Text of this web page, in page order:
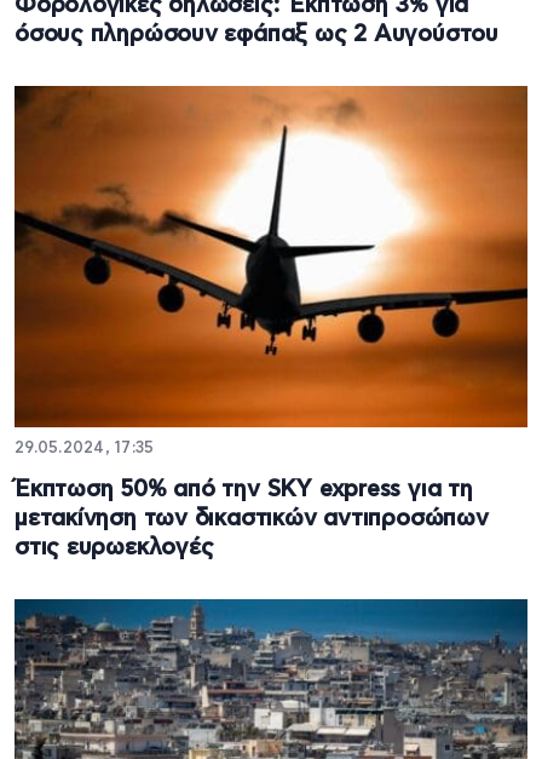
Φορολογικές δηλώσεις: Έκπτωση 3% για
όσους πληρώσουν εφάπαξ ως 2 Αυγούστου
29.05.2024, 17:35
Έκπτωση 50% από την SKY express για τη
μετακίνηση των δικαστικών αντιπροσώπων
στις ευρωεκλογές